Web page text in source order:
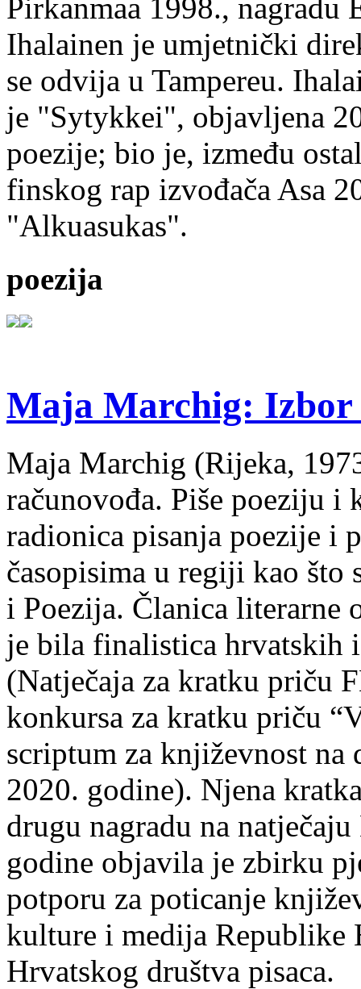
Pirkanmaa 1998.,
Ihalainen je umjetnički
se odvija u Tampereu.
je "Sytykkei", objavljena
poezije; bio je, između
finskog rap izvođača Asa
"Alkuasukas".
poezija
Maja Marchig: Izbor
Maja Marchig (Rijeka,
računovođa. Piše poeziju i
radionica pisanja poezije i
časopisima u regiji kao što
i Poezija. Članica literarne
je bila finalistica hrvatskih
(Natječaja za kratku priču
konkursa za kratku priču
scriptum za književnost na
2020. godine). Njena
drugu nagradu na
godine objavila je zbirku
potporu za poticanje
kulture i medija Republike
Hrvatskog društva pisaca.